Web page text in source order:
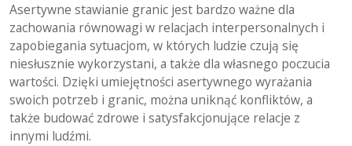
Asertywne stawianie granic jest bardzo ważne dla
zachowania równowagi w relacjach interpersonalnych i
zapobiegania sytuacjom, w których ludzie czują się
niesłusznie wykorzystani, a także dla własnego poczucia
wartości. Dzięki umiejętności asertywnego wyrażania
swoich potrzeb i granic, można uniknąć konfliktów, a
także budować zdrowe i satysfakcjonujące relacje z
innymi ludźmi.